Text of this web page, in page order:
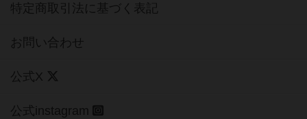
特定商取引法に基づく表記
お問い合わせ
公式X
公式instagram